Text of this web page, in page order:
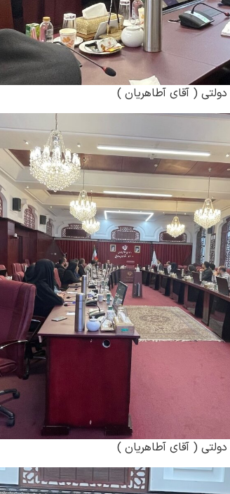
( آقای آطاهریان )
( آقای آطاهریان )